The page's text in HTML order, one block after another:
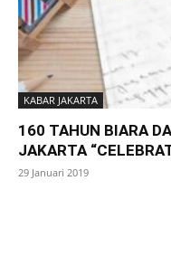
KABAR JAKARTA
160 TAHUN BIARA
JAKARTA
29 Januari 2019